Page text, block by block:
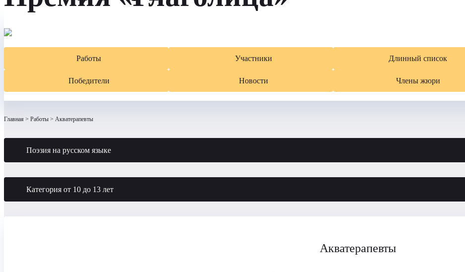
Работы Участники Длинный список
Победители Новости Члены жюри
Главная Работы Акватерапевты
Поэзия на русском языке
Категория от 10 до 13 лет
Акватерапевты